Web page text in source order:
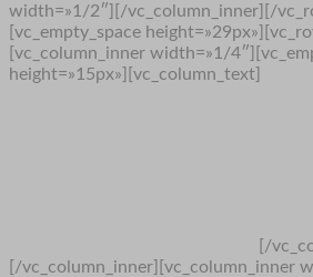
width=»1/2″][/vc_column_inner][/
[vc_empty_space
[vc_column_inner width=»1/
height=»15px»][vc_column_text]
[/
[/vc_column_inner][vc_column_inner